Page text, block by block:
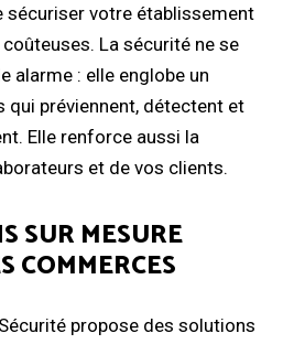
sécuriser votre établissement
La sécurité ne se
alarme : elle englobe un
qui préviennent, détectent et
Elle renforce aussi la
et de vos clients.
SUR MESURE
COMMERCES
propose des solutions